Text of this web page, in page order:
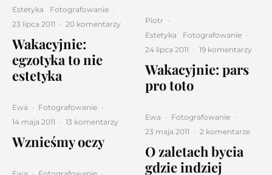
Estetyka
Fotografowanie ·
23 lipca 2011 · 20 komentarzy
Wakacyjnie:
egzotyka to nie
estetyka
Ewa · Fotografowanie ·
14 maja 2011 · 13 komentarzy
Wznieśmy oczy
Piotr ·
Estetyka
Fotografowanie ·
24 lipca 2011 · 19 komentarzy
Wakacyjnie: pars
pro toto
Ewa · Fotografowanie ·
23 maja 2011 · 2 komentarze
O zaletach bycia
gdzie indziej